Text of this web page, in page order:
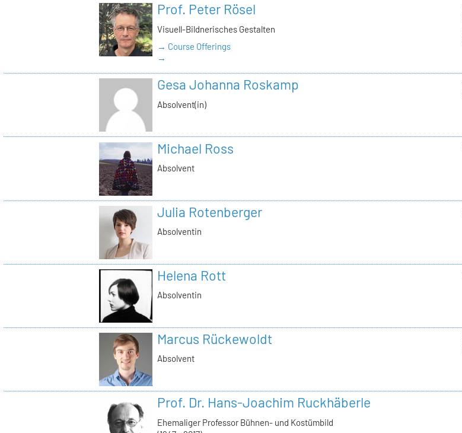
Prof. Peter Rösel
Visuell-Bildnerisches Gestalten
→ Course Offerings
→
Gesa Johanna Roskamp
Absolvent(in)
Michael Ross
Absolvent
Julia Rotenberger
Absolventin
Helena Rott
Absolventin
Marcus Rückewoldt
Absolvent
Prof. Dr. Hans-Joachim Ruckhäberle
Ehemaliger Professor Bühnen- und Kostümbild